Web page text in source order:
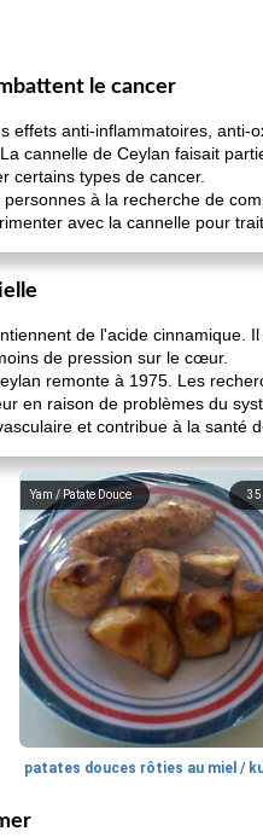
le cancer
effets anti-inflammatoires,
cannelle de Ceylan faisait
certains types de cancer.
à la recherche de
avec la cannelle pour
de l'acide cinnamique.
de pression sur le cœur.
remonte à 1975. Les
en raison de problèmes du
et contribue à la santé
35
Yam / Patate Douce